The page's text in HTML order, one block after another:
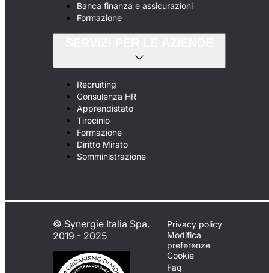
Banca finanza e assicurazioni
Formazione
Recruiting
Consulenza HR
Apprendistato
Tirocinio
Formazione
Diritto Mirato
Somministrazione
© Synergie Italia Spa.
2019 - 2025
Privacy policy
Modifica
preferenze
Cookie
Faq